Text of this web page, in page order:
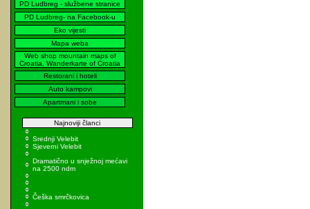
PD Ludbreg - službene stranice
PD Ludbreg- na Facebook-u
Eko vijesti
Mapa weba
Web shop mountain maps of
Croatia, Wanderkarte of Croatia
Restorani i hoteli
Auto kampovi
Apartmani i sobe
Najnoviji članci
Srednji Velebit
Sjeverni Velebit
Dramatično u snježnoj mećavi
na 2500 ndm
Češka smrčkovica